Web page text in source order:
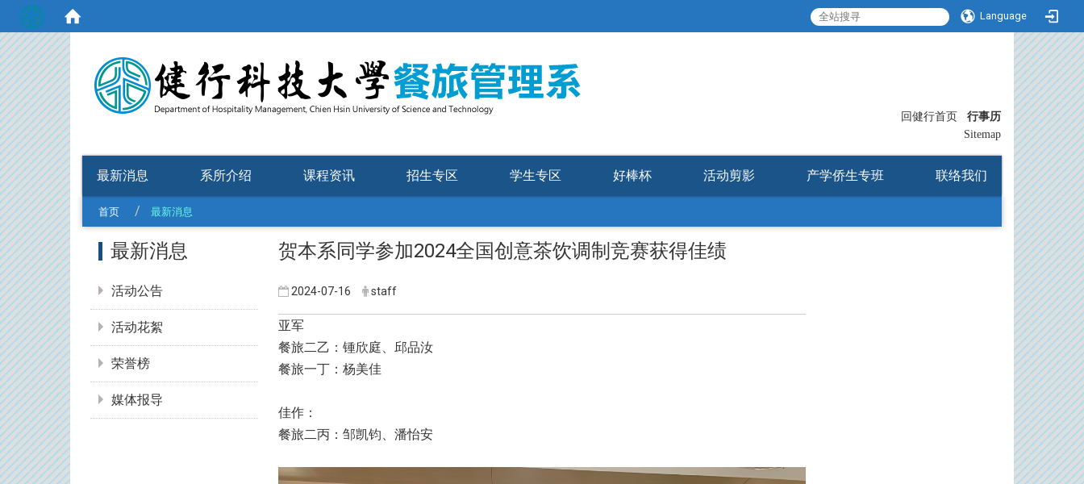
Language
回健行首页
行事历
Sitemap
最新消息 系所介绍 课程资讯 招生专区 学生专区 好棒杯 活动剪影 产学侨生专班 联络我们
首页 最新消息
最新消息
活动公告
活动花絮
荣誉榜
媒体报导
贺本系同学参加2024全国创意茶饮调制竞赛获得佳绩
2024-07-16 staff
亚军
餐旅二乙：锺欣庭、邱品汝
餐旅一丁：杨美佳
佳作：
餐旅二丙：邹凯钧、潘怡安